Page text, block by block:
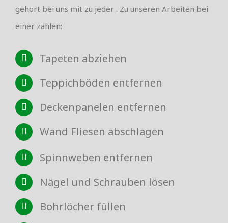
gehört bei uns mit zu jeder . Zu unseren Arbeiten bei
einer zählen:
Tapeten abziehen
Teppichböden entfernen
Deckenpanelen entfernen
Wand Fliesen abschlagen
Spinnweben entfernen
Nägel und Schrauben lösen
Bohrlöcher füllen